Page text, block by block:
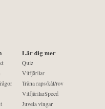
Lär dig mer
Quiz
Vitfjärilar
Träna raps/kål/rov
VitfjärilarSpeed
Juvela vingar